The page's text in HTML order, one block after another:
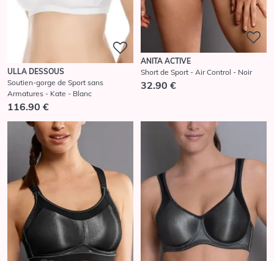
ULLA DESSOUS
Soutien-gorge de Sport sans
Armatures - Kate - Blanc
116.90 €
ANITA ACTIVE
Short de Sport - Air Control - Noir
32.90 €